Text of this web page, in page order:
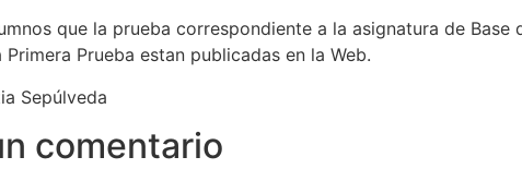
que la prueba correspondiente a la asignatura de
Prueba estan publicadas en la Web.
Sepúlveda
comentario